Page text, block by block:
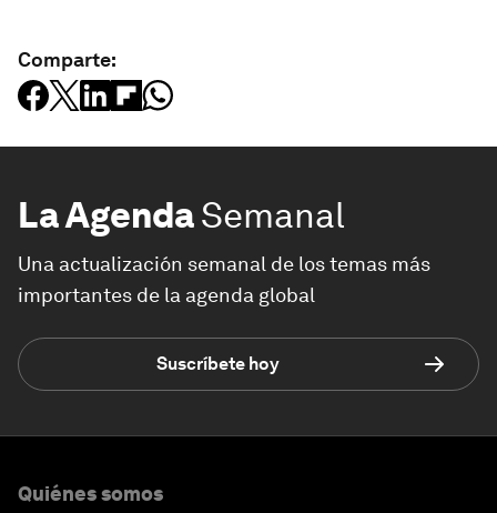
Comparte:
La AgendaSemanal
Una actualización semanal de los temas más
importantes de la agenda global
Suscríbete hoy
Quiénes somos